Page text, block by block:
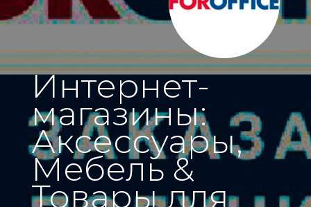
Интернет-
магазины:
Аксессуары,
Мебель &
Товары для